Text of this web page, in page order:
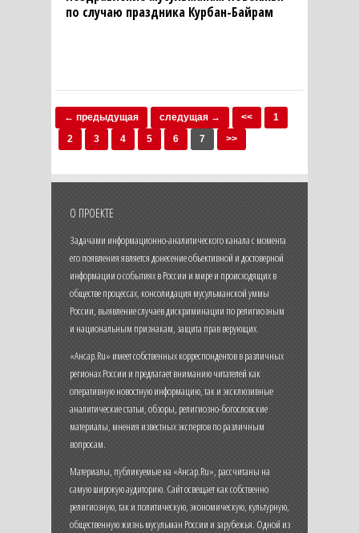
по случаю праздника Курбан-Байрам
← предыдущая следущая → <<
1
2
3 4 5 6 7 >>
О ПРОЕКТЕ
Задачами информационно-аналитического канала с момента
его появления является донесение объективной и достоверной
информации о событиях в России и мире и происходящих в
обществе процессах, консолидация мусульманской уммы
России, выявление случаев дискриминации по религиозным
и национальным признакам, защита прав верующих.
«Ансар.Ru» имеет собственных корреспондентов в различных
регионах России и предлагает вниманию читателей как
оперативную новостную информацию, так и эксклюзивные
аналитические статьи, обзоры, религиозно-богословские
материалы, мнения известных экспертов по различным
вопросам.
Материалы, публикуемые на «Ансар.Ru», рассчитаны на
самую широкую аудиторию. Сайт освещает как собственно
религиозную, так и политическую, экономическую, культурную,
общественную жизнь мусульман России и зарубежья. Одной из